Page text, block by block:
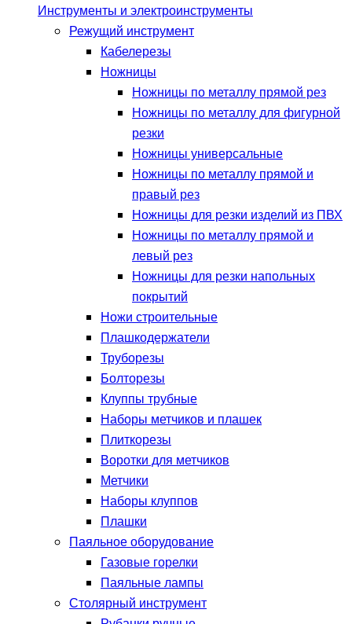
Инструменты и электроинструменты
Режущий инструмент
Кабелерезы
Ножницы
Ножницы по металлу прямой рез
Ножницы по металлу для фигурной
резки
Ножницы универсальные
Ножницы по металлу прямой и
правый рез
Ножницы для резки изделий из ПВХ
Ножницы по металлу прямой и
левый рез
Ножницы для резки напольных
покрытий
Ножи строительные
Плашкодержатели
Труборезы
Болторезы
Клуппы трубные
Наборы метчиков и плашек
Плиткорезы
Воротки для метчиков
Метчики
Наборы клуппов
Плашки
Паяльное оборудование
Газовые горелки
Паяльные лампы
Столярный инструмент